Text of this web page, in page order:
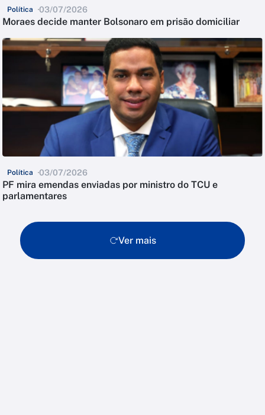
Política 03/07/2026
Moraes decide manter Bolsonaro em prisão domiciliar
Política 03/07/2026
PF mira emendas enviadas por ministro do TCU e
parlamentares
Ver mais